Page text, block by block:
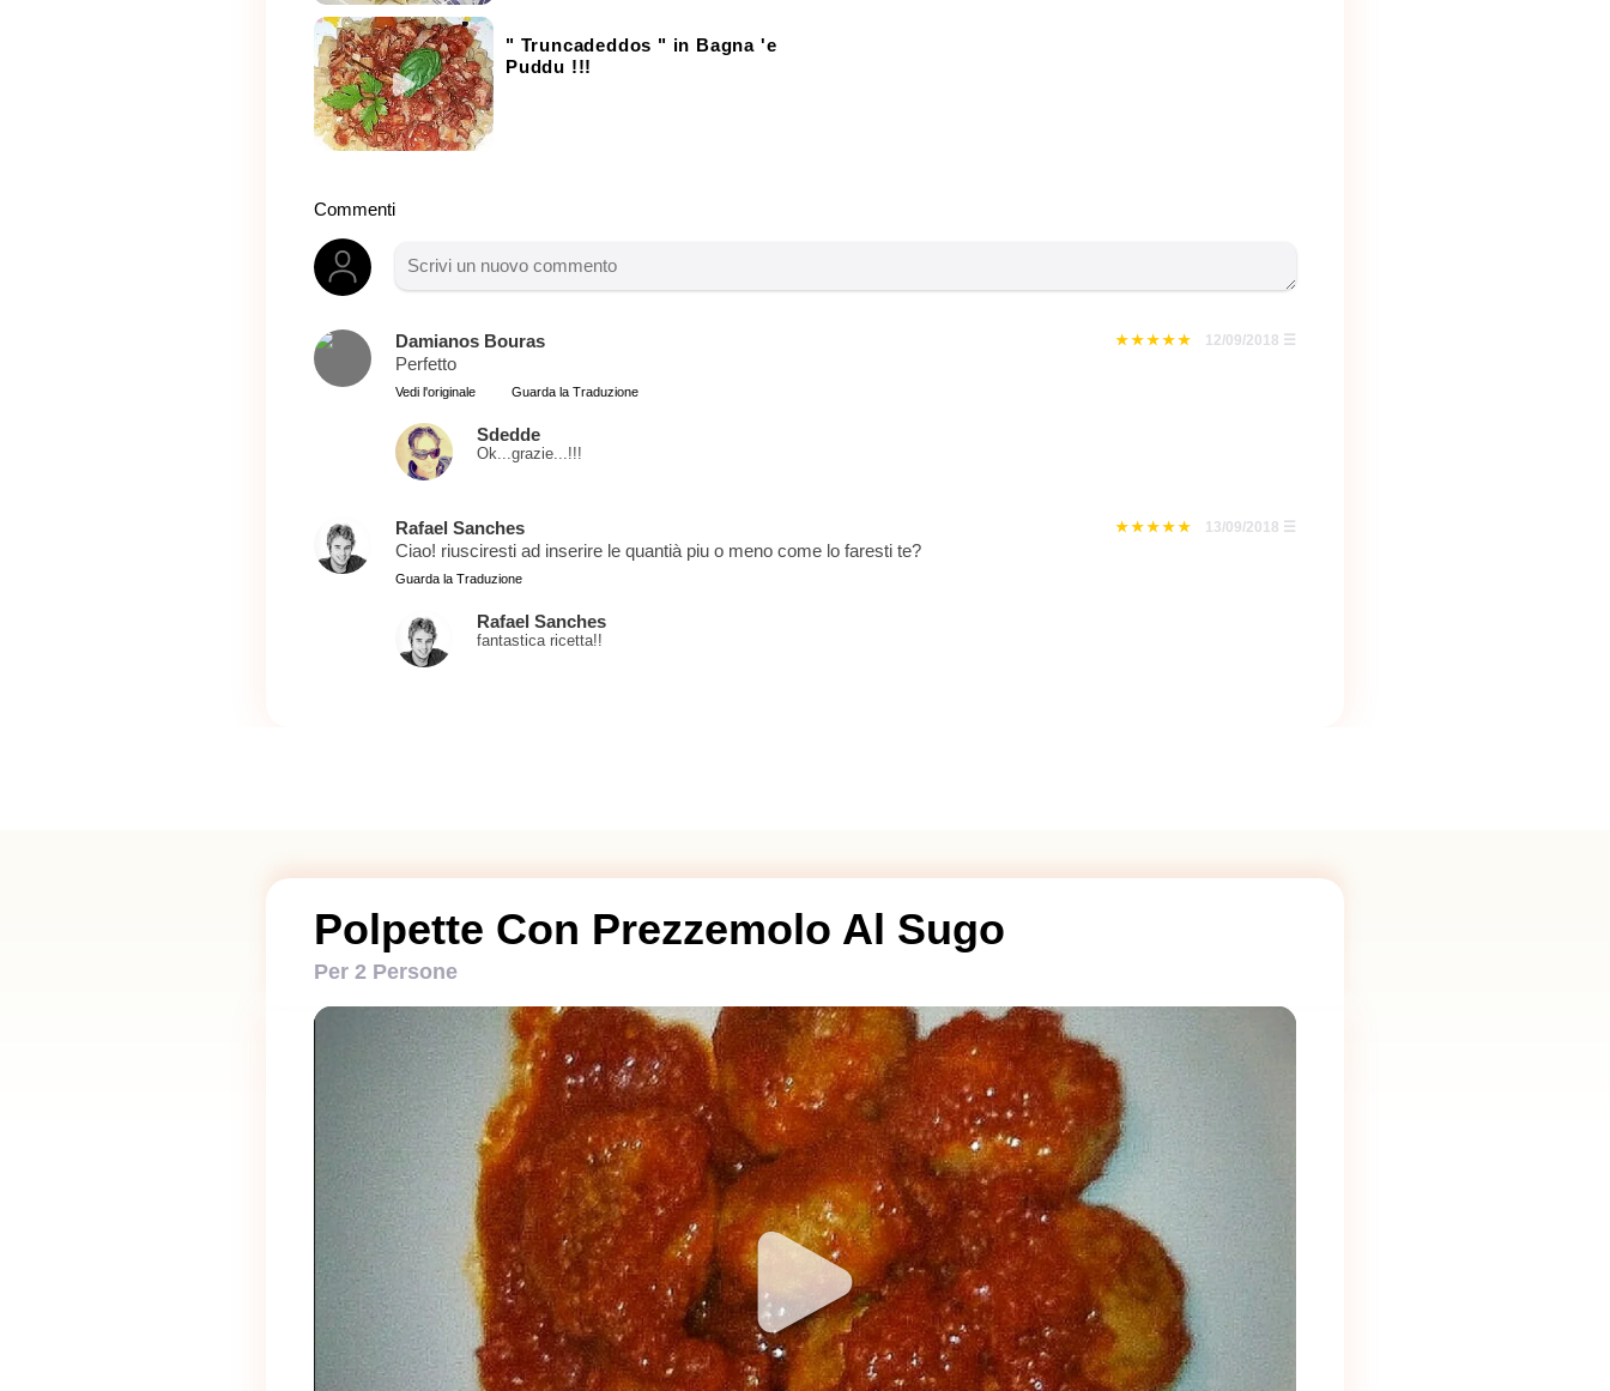
" Truncadeddos " in Bagna 'e
Puddu !!!
Commenti
Damianos Bouras 12/09/2018 ☰
Perfetto
Vedi l'originale Guarda la Traduzione
Sdedde
Ok...grazie...!!!
Rafael Sanches 13/09/2018 ☰
Ciao! riusciresti ad inserire le quantià piu o meno come lo faresti te?
Guarda la Traduzione
Rafael Sanches
fantastica ricetta!!
Polpette Con Prezzemolo Al Sugo
Per 2 Persone